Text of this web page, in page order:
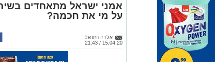
אמני ישראל מתאחדים
על מי את חכמה?
אלדה נתנאל
15.04.20 / 21:43